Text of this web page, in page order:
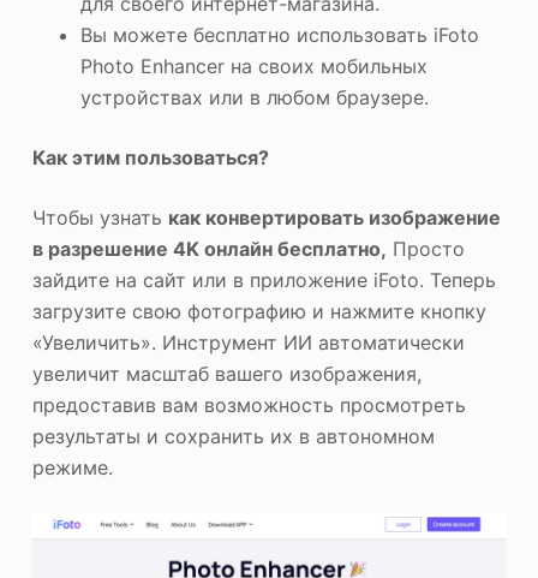
Вы можете бесплатно использовать iFoto
Photo Enhancer на своих мобильных
устройствах или в любом браузере.
Как этим пользоваться?
Чтобы узнать как конвертировать изображение
в разрешение 4K онлайн бесплатно, Просто
зайдите на сайт или в приложение iFoto. Теперь
загрузите свою фотографию и нажмите кнопку
«Увеличить». Инструмент ИИ автоматически
увеличит масштаб вашего изображения,
предоставив вам возможность просмотреть
результаты и сохранить их в автономном
режиме.